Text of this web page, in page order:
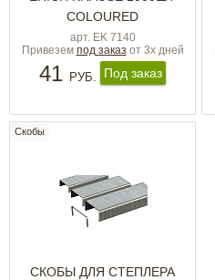
COLOURED
арт. EK 7140
Привезем под заказ от 3х дней
41 РУБ. Под заказ
Скобы
СКОБЫ ДЛЯ СТЕПЛЕРА